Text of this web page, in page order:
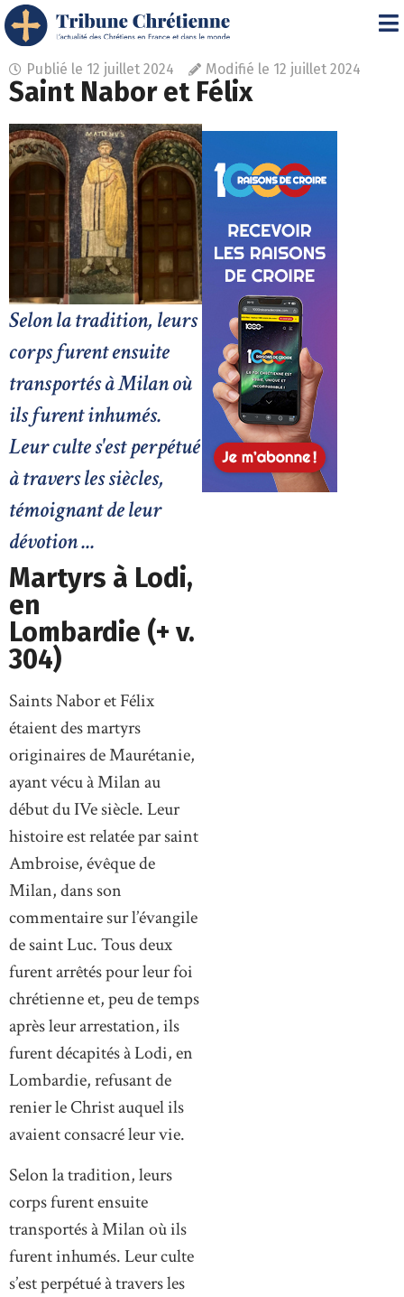
Publié le 12 juillet 2024 Modifié le 12 juillet 2024
Saint Nabor et Félix
Selon la tradition, leurs
corps furent ensuite
transportés à Milan où
ils furent inhumés.
Leur culte s'est perpétué
à travers les siècles,
témoignant de leur
dévotion ...
Martyrs à Lodi,
en
Lombardie (+ v.
304)
Saints Nabor et Félix
étaient des martyrs
originaires de Maurétanie,
ayant vécu à Milan au
début du IVe siècle. Leur
histoire est relatée par saint
Ambroise, évêque de
Milan, dans son
commentaire sur l’évangile
de saint Luc. Tous deux
furent arrêtés pour leur foi
chrétienne et, peu de temps
après leur arrestation, ils
furent décapités à Lodi, en
Lombardie, refusant de
renier le Christ auquel ils
avaient consacré leur vie.
Selon la tradition, leurs
corps furent ensuite
transportés à Milan où ils
furent inhumés. Leur culte
s’est perpétué à travers les